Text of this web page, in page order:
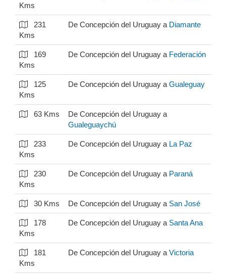
Kms
231
Kms
De Concepción del Uruguay a Diamante
169
Kms
De Concepción del Uruguay a Federación
125
Kms
De Concepción del Uruguay a Gualeguay
63 Kms
De Concepción del Uruguay a
Gualeguaychú
233
Kms
De Concepción del Uruguay a La Paz
230
Kms
De Concepción del Uruguay a Paraná
30 Kms De Concepción del Uruguay a San José
178
Kms
De Concepción del Uruguay a Santa Ana
181
Kms
De Concepción del Uruguay a Victoria